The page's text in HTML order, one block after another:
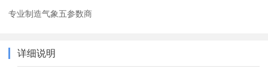
专业制造气象五参数商
详细说明